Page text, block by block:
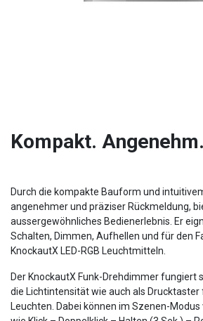
Kompakt.
Durch die kompakte Bauform und
angenehmer und präziser Rückmeldung,
aussergewöhnliches Bedienerlebnis. Er
Schalten, Dimmen, Aufhellen und für den
KnockautX LED-RGB Leuchtmitteln.
Der KnockautX Funk-Drehdimmer fungiert
die Lichtintensität wie auch als Drucktaster
Leuchten. Dabei können im Szenen-